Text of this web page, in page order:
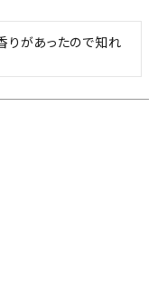
りがあったので知れ